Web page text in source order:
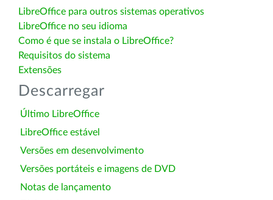
LibreOffice para outros sistemas operativos
LibreOffice no seu idioma
Como é que se instala o LibreOffice?
Requisitos do sistema
Extensões
Descarregar
Último LibreOffice
LibreOffice estável
Versões em desenvolvimento
Versões portáteis e imagens de DVD
Notas de lançamento